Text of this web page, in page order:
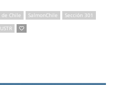
de Chile SalmonChile
Sección 301
USTR